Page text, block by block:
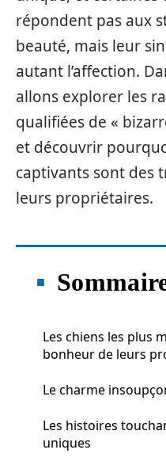
répondent pas aux
beauté, mais leur
autant l’affection.
allons explorer les
qualifiées de «
et découvrir
captivants sont des
leurs propriétaires.
Les chiens les plus
bonheur de leurs
Le charme
Les histoires
uniques